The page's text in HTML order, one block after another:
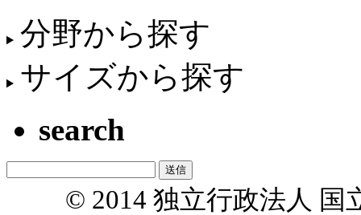
分野から探す
サイズから探す
search
© 2014 独立行政法人 国